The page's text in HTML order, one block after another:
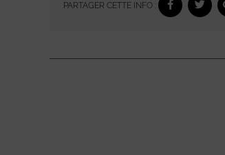
PARTAGER CETTE INFO :